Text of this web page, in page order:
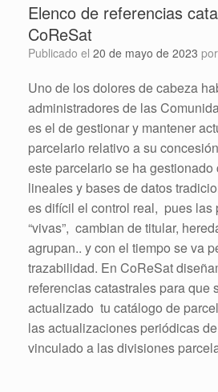
Elenco de referencias
CoReSat
Publicado el 20 de mayo de 2023 por
Uno de los dolores de cabeza
administradores de las
es el de gestionar y mantener
parcelario relativo a su
este parcelario se ha
lineales y bases de datos
es difícil el control real, pues las
“vivas”, cambian de titular,
agrupan.. y con el tiempo se va
trazabilidad. En CoReSat
referencias catastrales para que
actualizado tu catálogo de
las actualizaciones periódicas
vinculado a las divisiones